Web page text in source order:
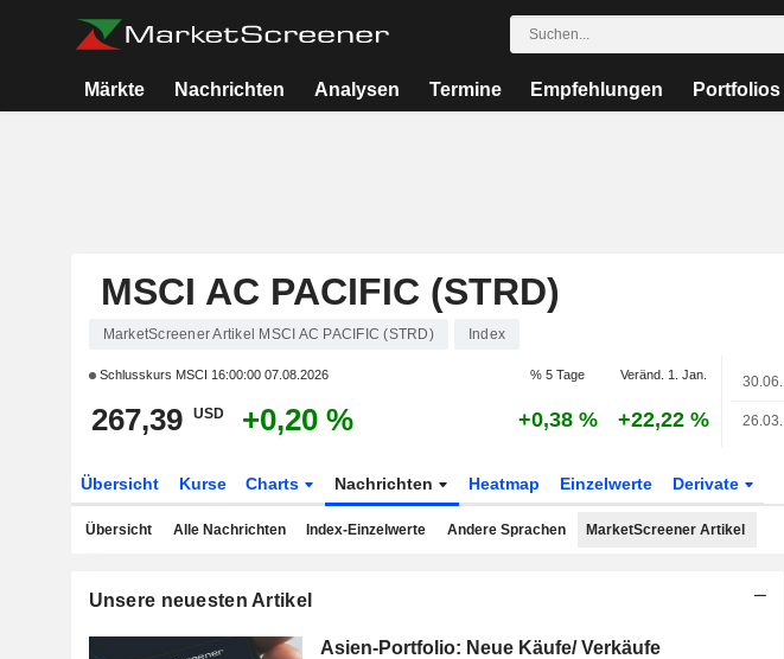
Märkte Nachrichten Analysen Termine Empfehlungen Portfolios
MSCI AC PACIFIC (STRD)
MarketScreener Artikel MSCI AC PACIFIC (STRD) Index
Schlusskurs MSCI 16:00:00 07.08.2026 % 5 Tage Veränd. 1. Jan.
267,39 USD +0,20 % +0,38 % +22,22 %
30.06.
26.03.
Übersicht Kurse Charts Nachrichten Heatmap Einzelwerte Derivate
Übersicht Alle Nachrichten Index-Einzelwerte Andere Sprachen MarketScreener Artikel
Unsere neuesten Artikel
Asien-Portfolio: Neue Käufe/ Verkäufe